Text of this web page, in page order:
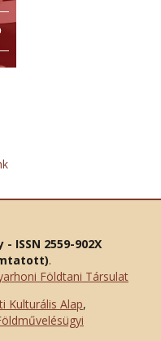
ISSN 2559-902X
.
Földtani Társulat
Kulturális Alap,